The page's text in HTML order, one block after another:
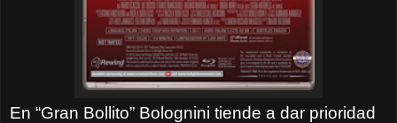
En “Gran Bollito” Bolognini tiende a dar prioridad